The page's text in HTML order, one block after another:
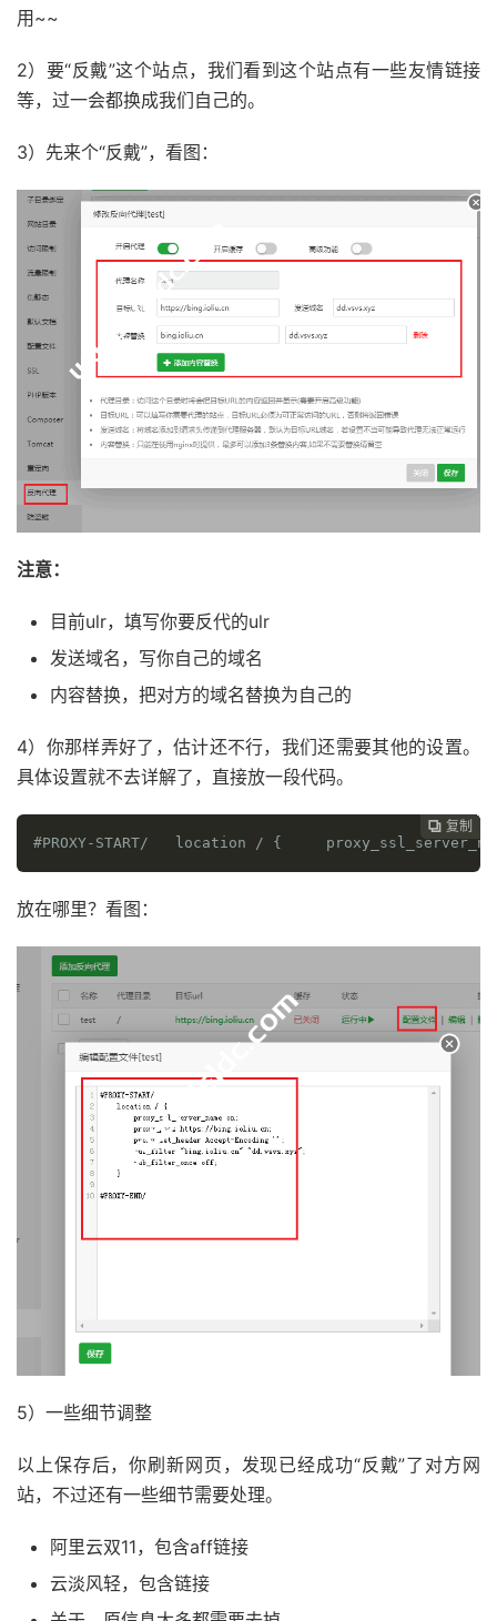
用~~
2）要“反戴”这个站点，我们看到这个站点有一些友情链接
等，过一会都换成我们自己的。
3）先来个“反戴”，看图：
注意：
目前ulr，填写你要反代的ulr
发送域名，写你自己的域名
内容替换，把对方的域名替换为自己的
4）你那样弄好了，估计还不行，我们还需要其他的设置。
具体设置就不去详解了，直接放一段代码。
 复制
 复制
 复制
 复制
 复制
 复制
 复制
 复制
 复制
 复制
#PROXY-START/
  location
/ {
放在哪里？看图：
5）一些细节调整
以上保存后，你刷新网页，发现已经成功“反戴”了对方网
站，不过还有一些细节需要处理。
阿里云双11，包含aff链接
云淡风轻，包含链接